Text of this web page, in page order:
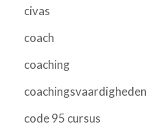
civas
coach
coaching
coachingsvaardigheden
code 95 cursus